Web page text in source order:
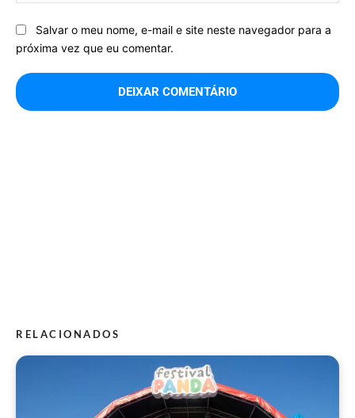
Salvar o meu nome, e-mail e site neste navegador para a
próxima vez que eu comentar.
RELACIONADOS